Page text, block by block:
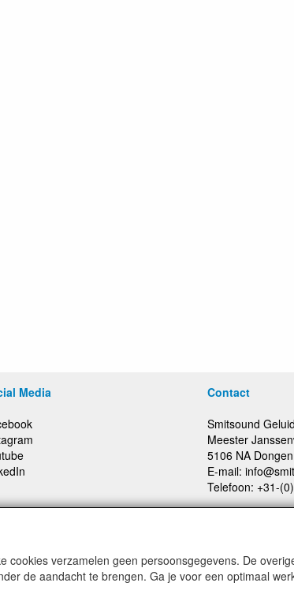
Media
Contact
Smitsound
Meester
5106 NA Dongen
E-mail:
Telefoon: +31-
anders vermeldt Prijswijzigingen en
verzamelen geen persoonsgegevens. De
de aandacht te brengen. Ga je voor een optimaal